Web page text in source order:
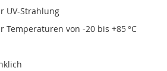
UV-Strahlung
Temperaturen von -20 bis +85 °C